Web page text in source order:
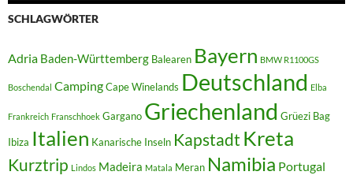
SCHLAGWÖRTER
Adria Baden-Württemberg Balearen Bayern BMW R1100GS
Boschendal CampingCape Winelands Deutschland Elba
Frankreich Franschhoek Gargano Griechenland Grüezi Bag
Ibiza Italien Kanarische Inseln Kapstadt Kreta
Kurztrip Lindos Madeira Matala Meran Namibia Portugal